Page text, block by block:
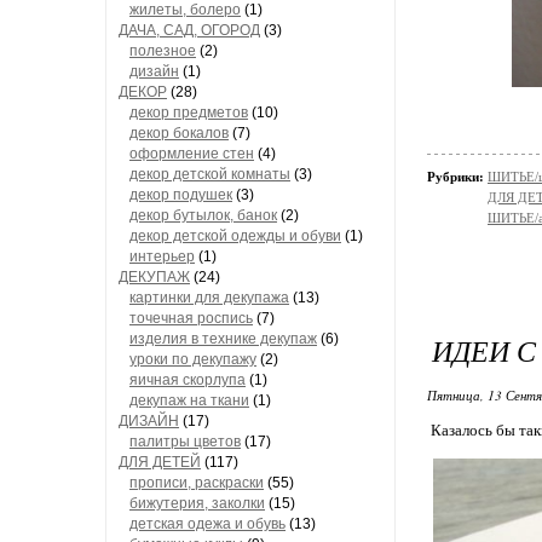
жилеты, болеро (1)
ДАЧА, САД, ОГОРОД (3)
полезное (2)
дизайн (1)
ДЕКОР (28)
декор предметов (10)
декор бокалов (7)
оформление стен (4)
декор детской комнаты (3)
декор подушек (3)
декор бутылок, банок (2)
декор детской одежды и обуви (1)
интерьер (1)
ДЕКУПАЖ (24)
картинки для декупажа (13)
точечная роспись (7)
изделия в технике декупаж (6)
уроки по декупажу (2)
яичная скорлупа (1)
декупаж на ткани (1)
ДИЗАЙН (17)
палитры цветов (17)
ДЛЯ ДЕТЕЙ (117)
прописи, раскраски (55)
бижутерия, заколки (15)
детская одежа и обувь (13)
Рубрики: ШИТЬЕ/
ДЛЯ
ШИТЬЕ/
ИДЕИ
Пятница, 13
Казалось бы